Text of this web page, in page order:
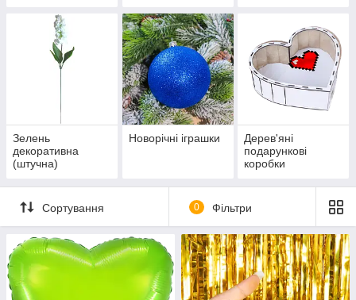
Зелень
декоративна
(штучна)
Новорічні іграшки
Дерев'яні
подарункові
коробки
Сортування 0 Фільтри